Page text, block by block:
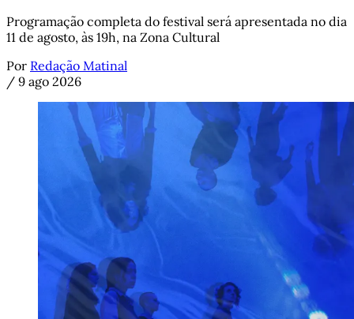
Programação completa do festival será apresentada no dia
11 de agosto, às 19h, na Zona Cultural
Por Redação Matinal
/ 9 ago 2026